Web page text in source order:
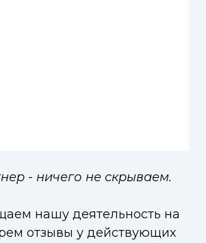
- ничего не скрываем.
нашу деятельность на
отзывы у действующих